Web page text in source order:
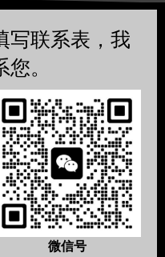
写联系表，我
。
微信号